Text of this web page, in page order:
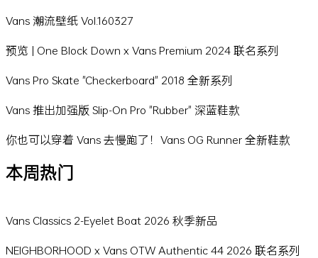
Vans 潮流壁纸 Vol.160327
预览 | One Block Down x Vans Premium 2024 联名系列
Vans Pro Skate "Checkerboard" 2018 全新系列
Vans 推出加强版 Slip-On Pro "Rubber" 深蓝鞋款
你也可以穿着 Vans 去慢跑了！Vans OG Runner 全新鞋款
本周热门
Vans Classics 2-Eyelet Boat 2026 秋季新品
NEIGHBORHOOD x Vans OTW Authentic 44 2026 联名系列